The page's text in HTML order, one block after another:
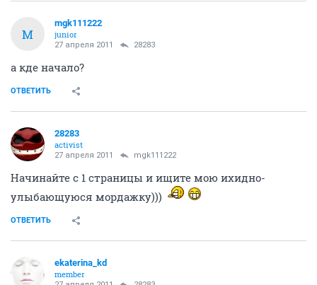
M
mgk111222
junior
27 апреля 2011 28283
а кде начало?
ОТВЕТИТЬ
28283
activist
27 апреля 2011 mgk111222
Начинайте с 1 страницы и ищите мою ихидно-
улыбающуюся мордажку)))
ОТВЕТИТЬ
ekaterina_kd
member